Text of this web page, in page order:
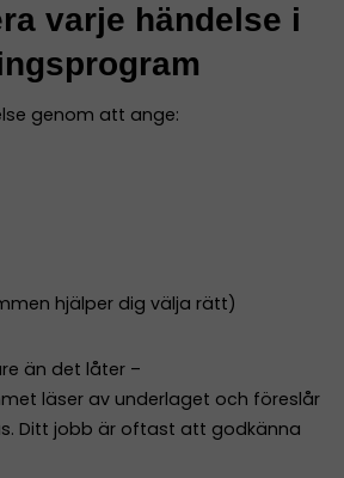
varje händelse i
genom att ange:
hjälper dig välja rätt)
än det låter –
läser av underlaget och föreslår
Ditt jobb är oftast att godkänna